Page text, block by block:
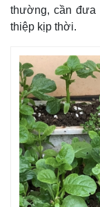
thường, cần đưa
thiệp kịp thời.